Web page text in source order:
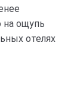
на ощупь
отелях